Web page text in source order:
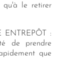
qu'à le retirer
ENTREPÔT :
de prendre
que